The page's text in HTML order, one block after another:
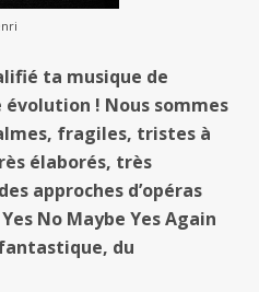
ta musique de
évolution ! Nous sommes
fragiles, tristes à
élaborés, très
approches d’opéras
No Maybe Yes Again
du